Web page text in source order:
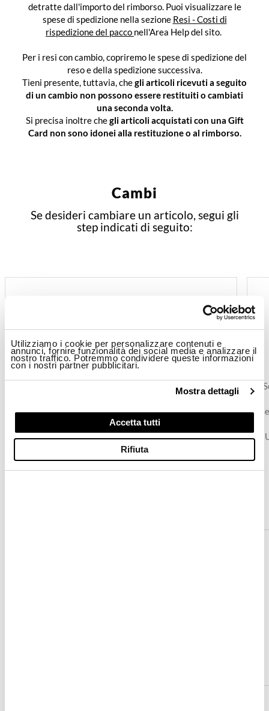
Utilizziamo i cookie per personalizzare contenuti e
annunci, fornire funzionalità dei social media e analizzare il
nostro traffico. Potremmo condividere queste informazioni
con i nostri partner pubblicitari.
Mostra dettagli
Accetta tutti
Rifiuta
detratte dall'importo del rimborso. Puoi visualizzare le
spese di spedizione nella sezione Resi - Costi di
rispedizione del pacco nell'Area Help del sito.
Per i resi con cambio, copriremo le spese di spedizione del
reso e della spedizione successiva.
Tieni presente, tuttavia, chegli articoli ricevuti a seguito
di un cambio non possono essere restituiti o cambiati
una seconda volta.
Si precisa inoltre chegli articoli acquistati con una Gift
Card non sono idonei alla restituzione o al rimborso.
Cambi
Se desideri cambiare un articolo, segui gli
step indicati di seguito:
COMPILA
IL FORM
Completa la Procedura di cambio online accendo al
Se hai effettuato un ordine guest, puoi richiedere un
cambio inserendo il codice ordine e il CAP di
spedizione nellapagina di tracking.